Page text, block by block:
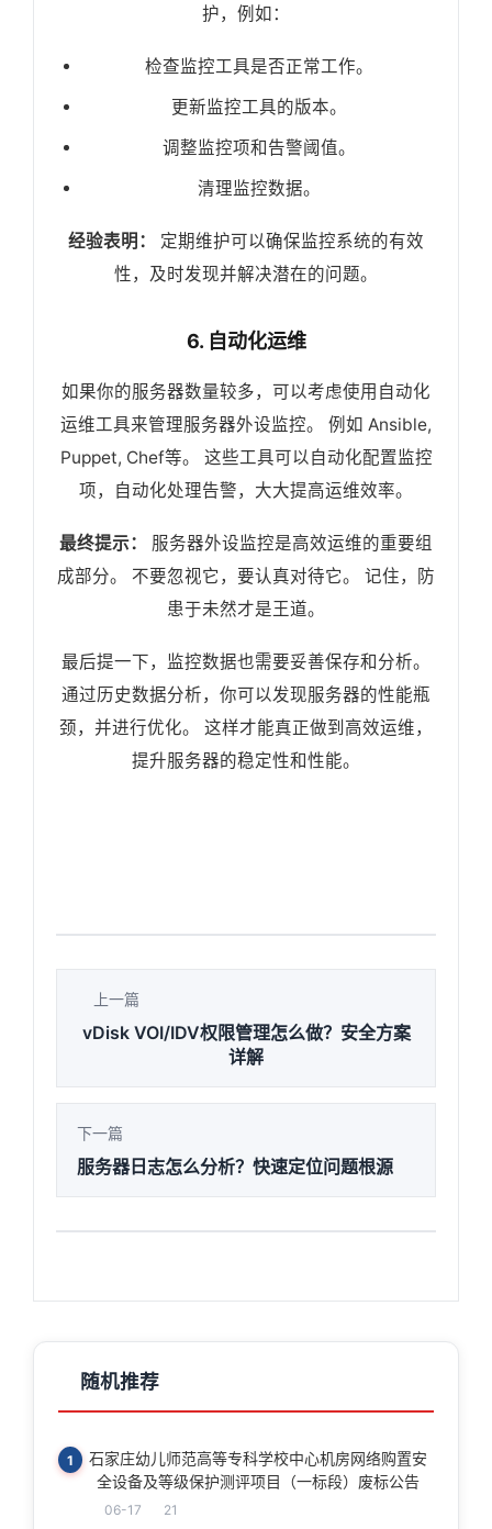
护，例如：
检查监控工具是否正常工作。
更新监控工具的版本。
调整监控项和告警阈值。
清理监控数据。
经验表明：
定期维护可以确保监控系统的有效
性，及时发现并解决潜在的问题。
6. 自动化运维
如果你的服务器数量较多，可以考虑使用自动化
运维工具来管理服务器外设监控。 例如 Ansible,
Puppet, Chef等。 这些工具可以自动化配置监控
项，自动化处理告警，大大提高运维效率。
最终提示：
服务器外设监控是高效运维的重要组
成部分。 不要忽视它，要认真对待它。 记住，防
患于未然才是王道。
最后提一下，监控数据也需要妥善保存和分析。
通过历史数据分析，你可以发现服务器的性能瓶
颈，并进行优化。 这样才能真正做到高效运维，
提升服务器的稳定性和性能。
上一篇
vDisk VOI/IDV权限管理怎么做？安全方案
详解
下一篇
服务器日志怎么分析？快速定位问题根源
随机推荐
1
石家庄幼儿师范高等专科学校中心机房网络购置安
全设备及等级保护测评项目（一标段）废标公告
06-17 21